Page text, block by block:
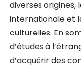
diverses
internationale et
culturelles. En
d’études à
d’acquérir des